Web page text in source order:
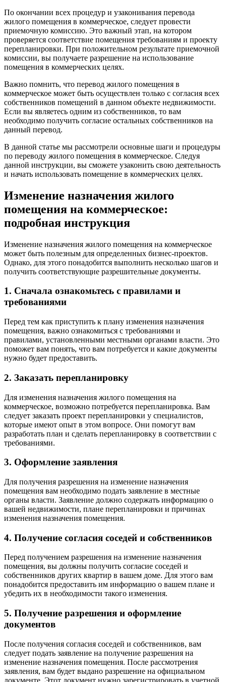
По окончании всех процедур и узаконивания перевода
жилого помещения в коммерческое, следует провести
приемочную комиссию. Это важный этап, на котором
проверяется соответствие помещения требованиям и проекту
перепланировки. При положительном результате приемочной
комиссии, вы получаете разрешение на использование
помещения в коммерческих целях.
Важно помнить, что перевод жилого помещения в
коммерческое может быть осуществлен только с согласия всех
собственников помещений в данном объекте недвижимости.
Если вы являетесь одним из собственников, то вам
необходимо получить согласие остальных собственников на
данный перевод.
В данной статье мы рассмотрели основные шаги и процедуры
по переводу жилого помещения в коммерческое. Следуя
данной инструкции, вы сможете узаконить свою деятельность
и начать использовать помещение в коммерческих целях.
Изменение назначения жилого
помещения на коммерческое:
подробная инструкция
Изменение назначения жилого помещения на коммерческое
может быть полезным для определенных бизнес-проектов.
Однако, для этого понадобится выполнить несколько шагов и
получить соответствующие разрешительные документы.
1. Сначала ознакомьтесь с правилами и
требованиями
Перед тем как приступить к плану изменения назначения
помещения, важно ознакомиться с требованиями и
правилами, установленными местными органами власти. Это
поможет вам понять, что вам потребуется и какие документы
нужно будет предоставить.
2. Заказать перепланировку
Для изменения назначения жилого помещения на
коммерческое, возможно потребуется перепланировка. Вам
следует заказать проект перепланировки у специалистов,
которые имеют опыт в этом вопросе. Они помогут вам
разработать план и сделать перепланировку в соответствии с
требованиями.
3. Оформление заявления
Для получения разрешения на изменение назначения
помещения вам необходимо подать заявление в местные
органы власти. Заявление должно содержать информацию о
вашей недвижимости, плане перепланировки и причинах
изменения назначения помещения.
4. Получение согласия соседей и собственников
Перед получением разрешения на изменение назначения
помещения, вы должны получить согласие соседей и
собственников других квартир в вашем доме. Для этого вам
понадобится предоставить им информацию о вашем плане и
убедить их в необходимости такого изменения.
5. Получение разрешения и оформление
документов
После получения согласия соседей и собственников, вам
следует подать заявление на получение разрешения на
изменение назначения помещения. После рассмотрения
заявления, вам будет выдано разрешение на официальном
документе. Этот документ нужно зарегистрировать в учетной